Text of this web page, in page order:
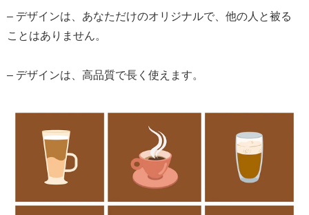
– デザインは、あなただけのオリジナルで、他の人と被る
ことはありません。
– デザインは、高品質で長く使えます。